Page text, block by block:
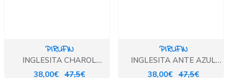
PIRUFIN
INGLESITA CHAROL
BLANCO
38,00€ 47,5€
PIRUFIN
INGLESITA ANTE AZUL
MARINO
38,00€ 47,5€